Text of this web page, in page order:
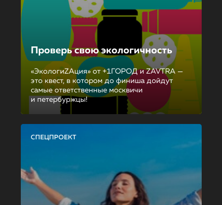
Проверь свою экологичность
«ЭкологиZAция» от +1ГОРОД и ZAVTRA —
это квест, в котором до финиша дойдут
самые ответственные москвичи
и петербуржцы!
СПЕЦПРОЕКТ